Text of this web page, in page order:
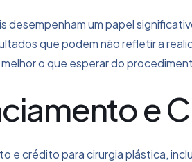
desempenham um papel
que podem não refletir a
o que esperar do
e
e crédito para cirurgia plástica,